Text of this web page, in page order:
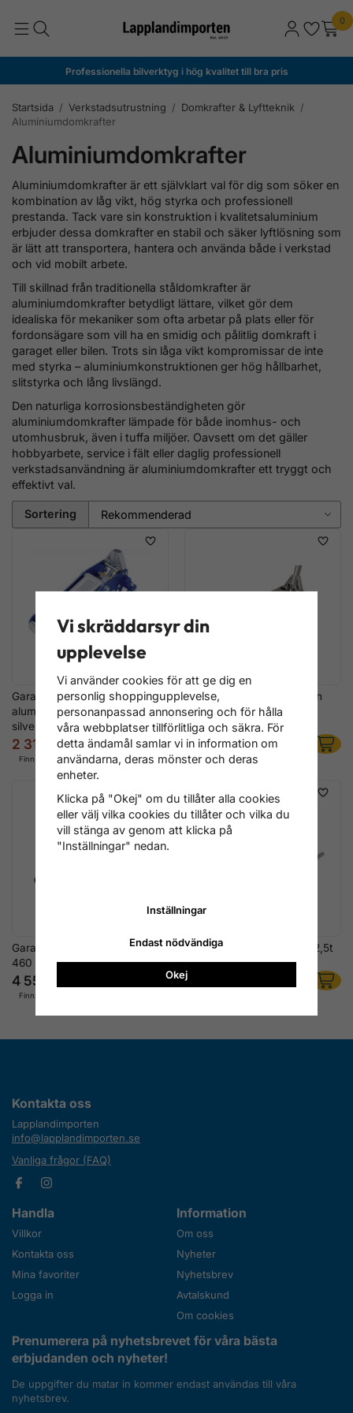
0
Professionella bilverktyg i hög kvalitet till bra pris
Startsida / Verkstadsutrustning / Domkrafter & Lyftteknik /
Aluminiumdomkrafter
Aluminiumdomkrafter
Aluminiumdomkrafter är ett självklart val för dig som söker en
kombination av låg vikt, hög styrka och professionell
prestanda. Tack vare sin konstruktion i kvalitetsaluminium
erbjuder dessa domkrafter en stabil och säker lyftlösning som
är lätt att transportera, hantera och använda både i verkstad
och vid mobilt arbete.
Till skillnad från traditionella ståldomkrafter är
aluminiumdomkrafter betydligt lättare, vilket gör dem
idealiska för mekaniker som ofta arbetar på plats eller för
fordonsägare som vill ha en smidig och pålitlig domkraft i
garaget eller bilen. Trots sin låga vikt kompromissar de inte
med styrka – aluminiumkonstruktionen ger hög hållbarhet,
slitstyrka och lång livslängd.
Den naturliga korrosionsbeständigheten gör
aluminiumdomkrafter lämpade för både inomhus- och
utomhusbruk, även i tuffa miljöer. Oavsett om det gäller
hobbyarbete, service i fält eller daglig professionell
verkstadsanvändning är aluminiumdomkrafter ett tryggt och
effektivt val.
Sortering
Garagedomkraft
aluminium/stål, 1.5 ton,
silver/blå
2 316 kr3 196 kr
Finns i lager
Domkraft aluminium 1.5 ton
3 436 kr
Finns i lager
Garagedomkraft 2.0 ton, 90-
460 mm
4 556 kr
Finns i lager
Aluminium-stål domkraft, 2,5t
2 876 kr
Kontakta oss
Lapplandimporten
info@lapplandimporten.se
Vanliga frågor (FAQ)
Handla
Villkor
Kontakta oss
Mina favoriter
Logga in
Information
Om oss
Nyheter
Nyhetsbrev
Avtalskund
Om cookies
Prenumerera på nyhetsbrevet för våra bästa
erbjudanden och nyheter!
De uppgifter du matar in kommer endast användas till våra
nyhetsbrev.
Vi skräddarsyr din
upplevelse
Vi använder cookies för att ge dig en
personlig shoppingupplevelse,
personanpassad annonsering och för hålla
våra webbplatser tillförlitliga och säkra. För
detta ändamål samlar vi in information om
användarna, deras mönster och deras
enheter.
Klicka på "Okej" om du tillåter alla cookies
eller välj vilka cookies du tillåter och vilka du
vill stänga av genom att klicka på
"Inställningar" nedan.
Inställningar
Endast nödvändiga
Okej